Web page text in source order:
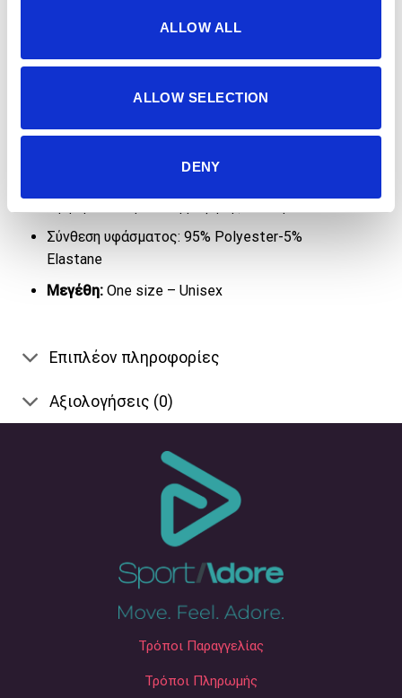
ALLOW ALL
ALLOW SELECTION
DENY
42K Product code: 42KTUALA02/ ALAI
Σύνθεση υφάσματος: 95% Polyester-5%
Elastane
Μεγέθη:One size – Unisex
Επιπλέον πληροφορίες
Αξιολογήσεις (0)
Τρόποι Παραγγελίας
Τρόποι Πληρωμής